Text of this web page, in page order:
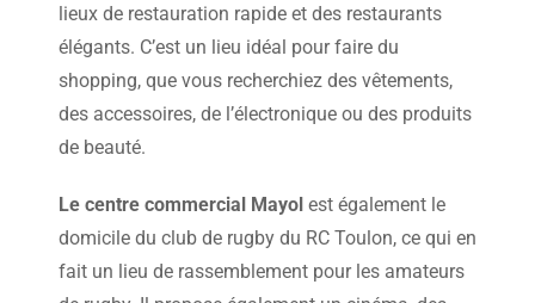
lieux de restauration rapide et des restaurants
élégants. C’est un lieu idéal pour faire du
shopping, que vous recherchiez des vêtements,
des accessoires, de l’électronique ou des produits
de beauté.
Le centre commercial Mayol est également le
domicile du club de rugby du RC Toulon, ce qui en
fait un lieu de rassemblement pour les amateurs